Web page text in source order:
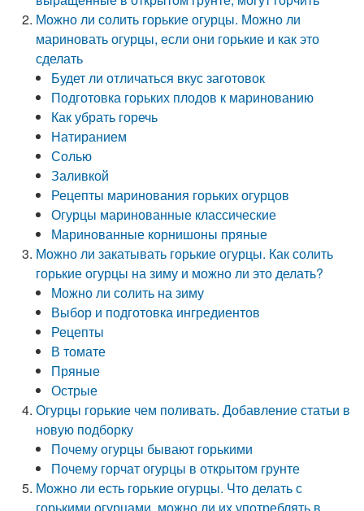
Можно ли солить горькие огурцы. Можно ли
мариновать огурцы, если они горькие и как это
сделать
Будет ли отличаться вкус заготовок
Подготовка горьких плодов к маринованию
Как убрать горечь
Натиранием
Солью
Заливкой
Рецепты маринования горьких огурцов
Огурцы маринованные классические
Маринованные корнишоны пряные
Можно ли закатывать горькие огурцы. Как солить
горькие огурцы на зиму и можно ли это делать?
Можно ли солить на зиму
Выбор и подготовка ингредиентов
Рецепты
В томате
Пряные
Острые
Огурцы горькие чем поливать. Добавление статьи в
новую подборку
Почему огурцы бывают горькими
Почему горчат огурцы в открытом грунте
Можно ли есть горькие огурцы. Что делать с